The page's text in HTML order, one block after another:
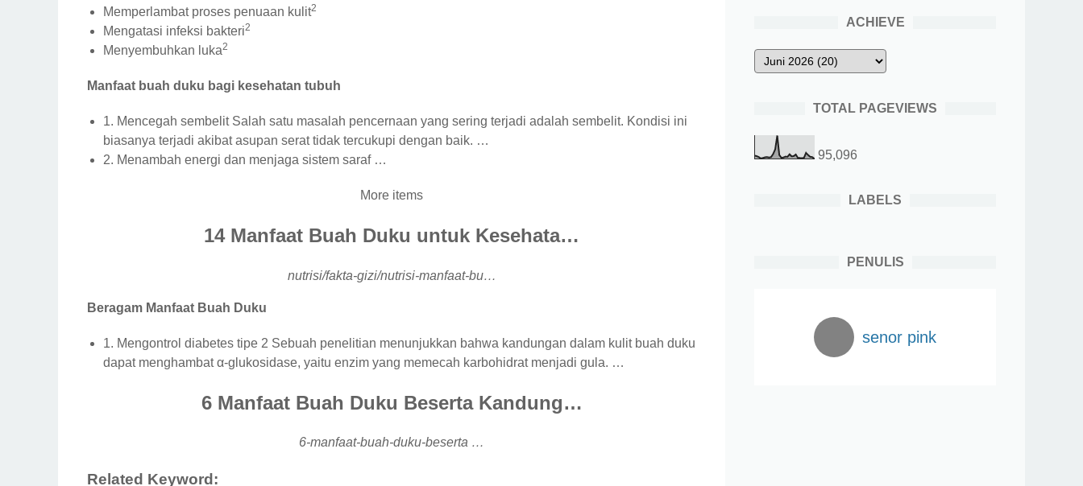
Memperlambat proses penuaan kulit2
Mengatasi infeksi bakteri2
Menyembuhkan luka2
Manfaat buah duku bagi kesehatan tubuh
1. Mencegah sembelit Salah satu masalah pencernaan yang sering terjadi adalah sembelit. Kondisi ini
biasanya terjadi akibat asupan serat tidak tercukupi dengan baik. …
2. Menambah energi dan menjaga sistem saraf …
More items
14 Manfaat Buah Duku untuk Kesehata…
nutrisi/fakta-gizi/nutrisi-manfaat-bu…
Beragam Manfaat Buah Duku
1. Mengontrol diabetes tipe 2 Sebuah penelitian menunjukkan bahwa kandungan dalam kulit buah duku
dapat menghambat α-glukosidase, yaitu enzim yang memecah karbohidrat menjadi gula. …
6 Manfaat Buah Duku Beserta Kandung…
6-manfaat-buah-duku-beserta …
Related Keyword:
ACHIEVE
TOTAL PAGEVIEWS
95,096
LABELS
PENULIS
senor pink